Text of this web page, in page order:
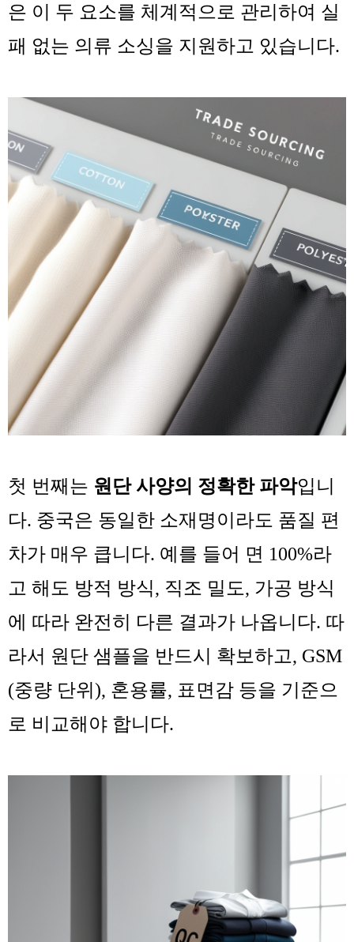
은 이 두 요소를 체계적으로 관리하여 실
패 없는 의류 소싱을 지원하고 있습니다.
첫 번째는 원단 사양의 정확한 파악입니
다. 중국은 동일한 소재명이라도 품질 편
차가 매우 큽니다. 예를 들어 면 100%라
고 해도 방적 방식, 직조 밀도, 가공 방식
에 따라 완전히 다른 결과가 나옵니다. 따
라서 원단 샘플을 반드시 확보하고, GSM
(중량 단위), 혼용률, 표면감 등을 기준으
로 비교해야 합니다.